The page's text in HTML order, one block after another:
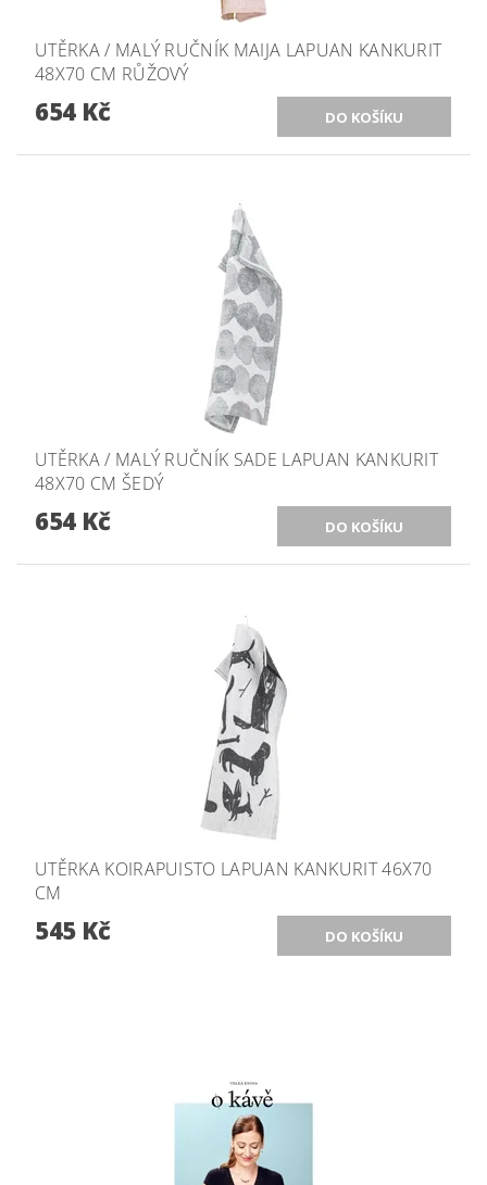
UTĚRKA / MALÝ RUČNÍK MAIJA LAPUAN KANKURIT
48X70 CM RŮŽOVÝ
654 Kč
UTĚRKA / MALÝ RUČNÍK SADE LAPUAN KANKURIT
48X70 CM ŠEDÝ
654 Kč
UTĚRKA KOIRAPUISTO LAPUAN KANKURIT 46X70
CM
545 Kč